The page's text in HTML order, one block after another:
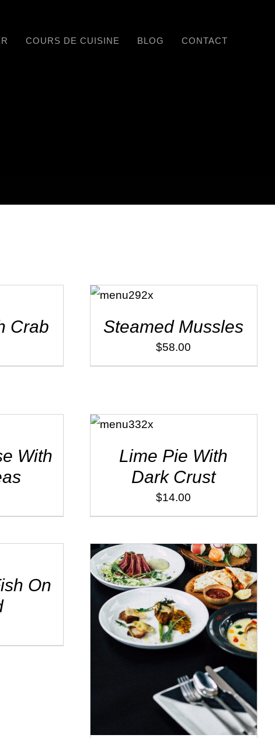
COURS DE CUISINE BLOG CONTACT
Crab
ADD TO
CART
/
Steamed Mussles
$58.00
With
ADD TO
CART
/
Lime Pie With
Dark Crust
$14.00
On
ADD TO CART / DÉTAILS